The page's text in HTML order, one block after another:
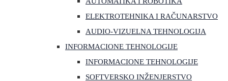
ELEKTROTEHNIKA I RAČUNARSTVO
AUDIO-VIZUELNA TEHNOLOGIJA
INFORMACIONE TEHNOLOGIJE
INFORMACIONE TEHNOLOGIJE
SOFTVERSKO INŽENJERSTVO